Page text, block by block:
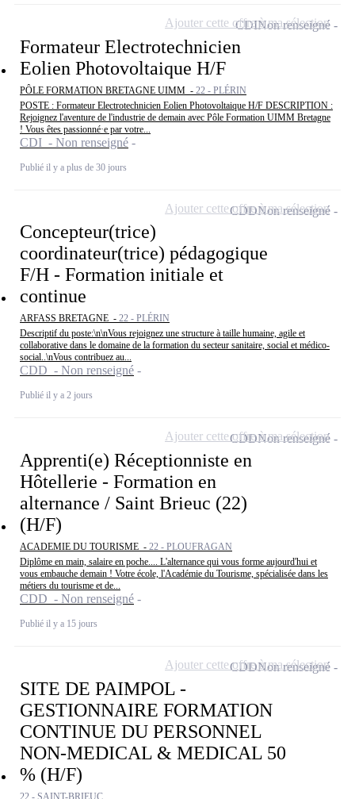
Formateur Electrotechnicien
Eolien Photovoltaique H/F
PÔLE FORMATION BRETAGNE UIMM - 22 - PLÉRIN
POSTE : Formateur Electrotechnicien Eolien Photovoltaique H/F DESCRIPTION :
Rejoignez l'aventure de l'industrie de demain avec Pôle Formation UIMM Bretagne
! Vous êtes passionné·e par votre...
CDI - Non renseigné
Publié il y a plus de 30 jours
CDINon renseigné
Ajouter cette offre à ma sélection
Concepteur(trice)
coordinateur(trice) pédagogique
F/H - Formation initiale et
continue
ARFASS BRETAGNE - 22 - PLÉRIN
Descriptif du poste:\n\nVous rejoignez une structure à taille humaine, agile et
collaborative dans le domaine de la formation du secteur sanitaire, social et médico-
social..\nVous contribuez au...
CDD - Non renseigné
Publié il y a 2 jours
CDDNon renseigné
Ajouter cette offre à ma sélection
Apprenti(e) Réceptionniste en
Hôtellerie - Formation en
alternance / Saint Brieuc (22)
(H/F)
ACADEMIE DU TOURISME - 22 - PLOUFRAGAN
Diplôme en main, salaire en poche.... L'alternance qui vous forme aujourd'hui et
vous embauche demain ! Votre école, l'Académie du Tourisme, spécialisée dans les
métiers du tourisme et de...
CDD - Non renseigné
Publié il y a 15 jours
CDDNon renseigné
Ajouter cette offre à ma sélection
SITE DE PAIMPOL -
GESTIONNAIRE FORMATION
CONTINUE DU PERSONNEL
NON-MEDICAL & MEDICAL 50
% (H/F)
CDDNon renseigné
Ajouter cette offre à ma sélection